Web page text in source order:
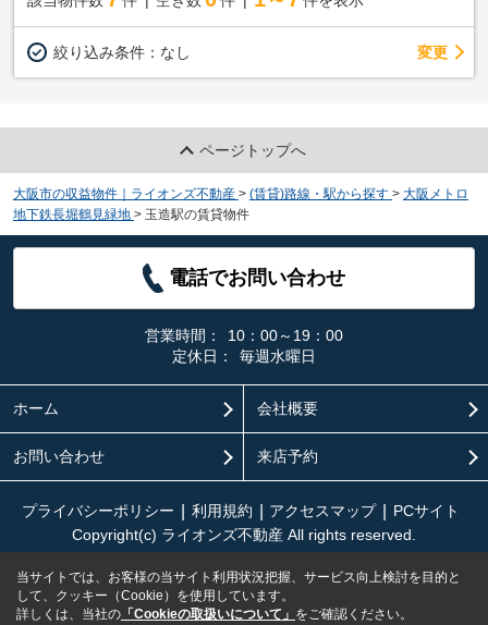
絞り込み条件： なし 変更
ページトップへ
大阪市の収益物件｜ライオンズ不動産 > (賃貸)路線・駅から探す > 大阪メトロ
地下鉄長堀鶴見緑地 > 玉造駅の賃貸物件
電話でお問い合わせ
営業時間：
10：00～19：00
定休日：
毎週水曜日
ホーム 会社概要
お問い合わせ 来店予約
プライバシーポリシー 利用規約 アクセスマップ
PCサイト
Copyright(c) ライオンズ不動産 All rights reserved.
当サイトでは、お客様の当サイト利用状況把握、サービス向上検討を目的と
して、クッキー（Cookie）を使用しています。
詳しくは、当社の 「Cookieの取扱いについて」 をご確認ください。